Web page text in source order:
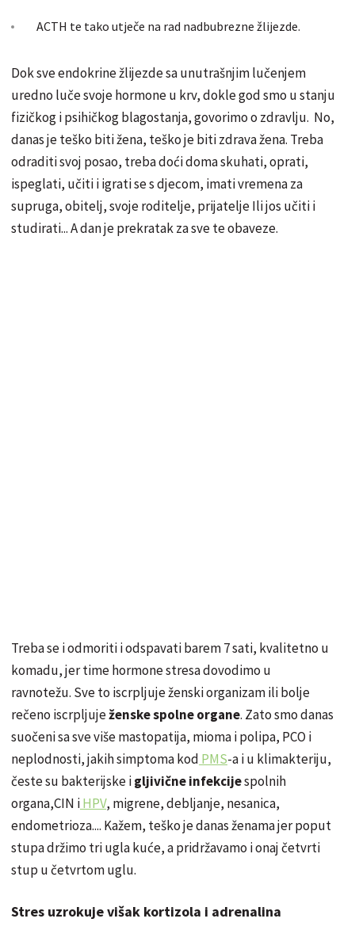
ACTH te tako utječe na rad nadbubrezne žlijezde.
Dok sve endokrine žlijezdesaunutrašnjimlučenjem
uredno luče svoje hormone u krv, dokle god smo u stanju
fizičkogipsihičkogblagostanja, govorimo o zdravlju. No,
danas jeteško biti žena, teškoje biti zdrava žena. Treba
odraditi svoj posao, treba doći doma skuhati, oprati,
ispeglati, učitii igrati se s djecom, imati vremena za
supruga, obitelj, svoje roditelje, prijatelje Ilijos učitii
studirati... A dan je prekratak za sve te obaveze.
Treba se i odmoriti i odspavati barem 7 sati, kvalitetno u
komadu, jer time hormone stresa dovodimo u
ravnotežu. Sve to iscrpljuje ženskiorganizam ili bolje
rečeno iscrpljuježenskespolne organe. Zato smo danas
suočenisa sve više mastopatija, mioma i polipa, PCO i
neplodnosti, jakih simptoma kod PMS-ai u klimakteriju,
česte su bakterijske igljivičneinfekcijespolnih
organa,CIN iHPV, migrene, debljanje, nesanica,
endometrioza.... Kažem, teškoje danas ženamajer poput
stupadržimo tri uglakuće,apridržavamo i onaj četvrti
stup u četvrtomuglu.
Stres uzrokuje višak kortizola i adrenalina